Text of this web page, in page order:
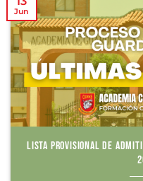
LISTA PROVISIONAL DE
Jun